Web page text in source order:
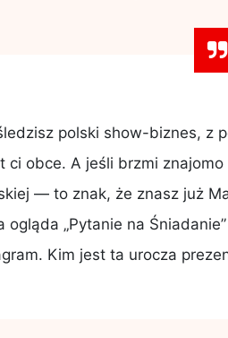
polski show-biznes, z
ci obce. A jeśli brzmi
— to znak, że znasz już
ogląda „Pytanie na
Kim jest ta urocza